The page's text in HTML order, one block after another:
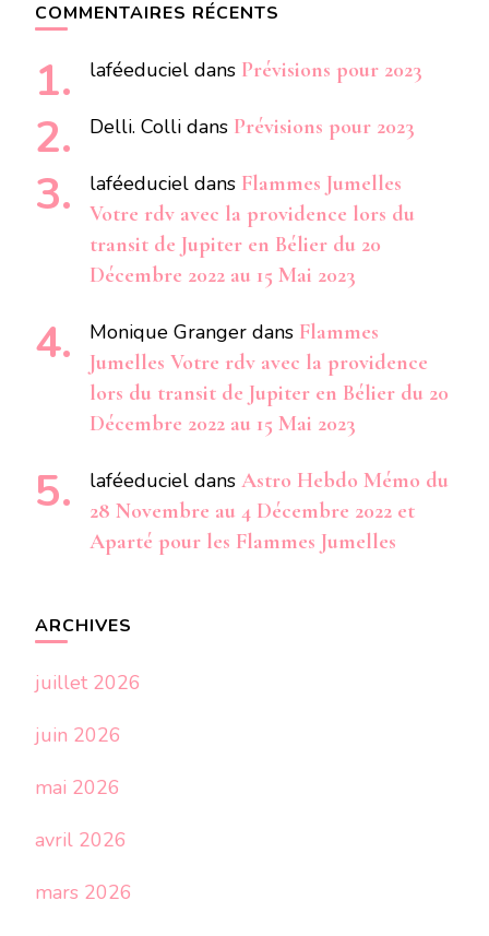
COMMENTAIRES RÉCENTS
laféeduciel dans Prévisions pour 2023
Delli. Colli dans Prévisions pour 2023
laféeduciel dans Flammes Jumelles
Votre rdv avec la providence lors du
transit de Jupiter en Bélier du 20
Décembre 2022 au 15 Mai 2023
Monique Granger dans Flammes
Jumelles Votre rdv avec la providence
lors du transit de Jupiter en Bélier du 20
Décembre 2022 au 15 Mai 2023
laféeduciel dans Astro Hebdo Mémo du
28 Novembre au 4 Décembre 2022 et
Aparté pour les Flammes Jumelles
ARCHIVES
juillet 2026
juin 2026
mai 2026
avril 2026
mars 2026